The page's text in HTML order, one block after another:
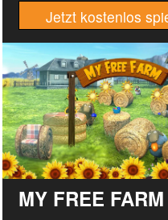
Jetzt kostenlos
MY FREE FARM